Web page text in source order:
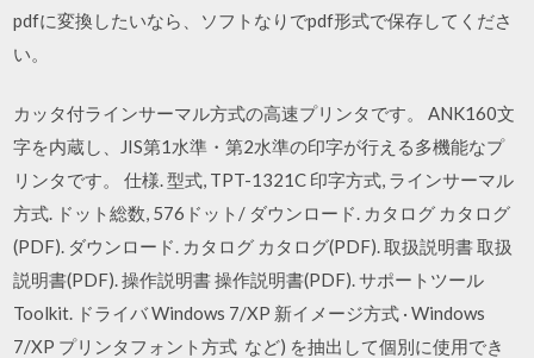
pdfに変換したいなら、ソフトなりでpdf形式で保存してくださ
い。
カッタ付ラインサーマル方式の高速プリンタです。 ANK160文
字を内蔵し、JIS第1水準・第2水準の印字が行える多機能なプ
リンタです。 仕様. 型式, TPT-1321C 印字方式, ラインサーマル
方式. ドット総数, 576ドット/ ダウンロード. カタログ カタログ
(PDF). ダウンロード. カタログ カタログ(PDF). 取扱説明書 取扱
説明書(PDF). 操作説明書 操作説明書(PDF). サポートツール
Toolkit. ドライバ Windows 7/XP 新イメージ方式 · Windows
7/XP プリンタフォント方式 など) を抽出して個別に使用でき